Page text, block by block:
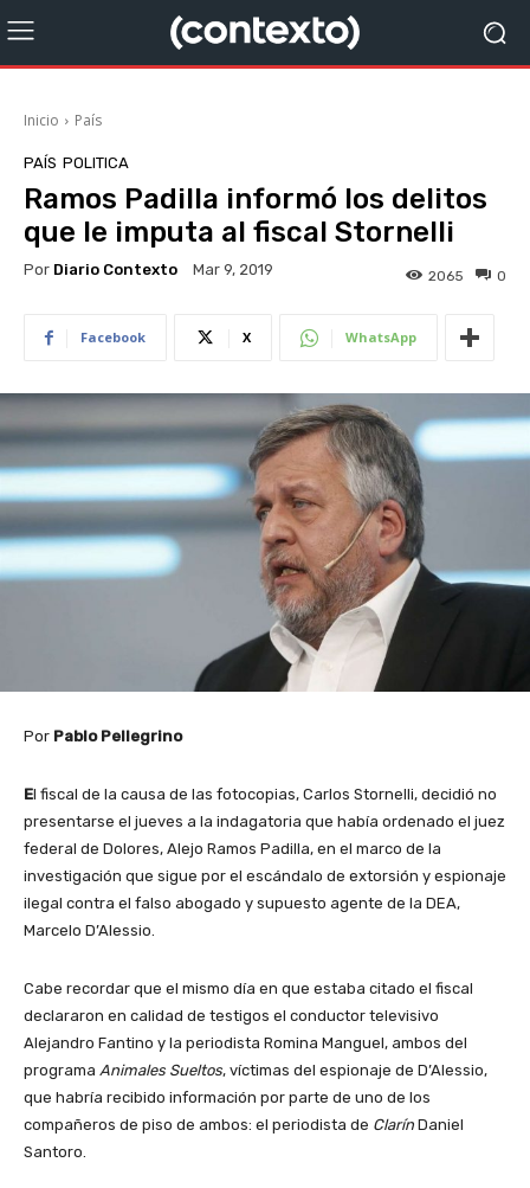
Inicio País
PAÍS POLITICA
Ramos Padilla informó los delitos
que le imputa al fiscal Stornelli
Por Diario Contexto Mar 9, 2019 0
2065
Facebook X WhatsApp
Por Pablo Pellegrino
El fiscal de la causa de las fotocopias, Carlos Stornelli, decidió no
presentarse el jueves a la indagatoria que había ordenado el juez
federal de Dolores, Alejo Ramos Padilla, en el marco de la
investigación que sigue por el escándalo de extorsión y espionaje
ilegal contra el falso abogado y supuesto agente de la DEA,
Marcelo D’Alessio.
Cabe recordar que el mismo día en que estaba citado el fiscal
declararon en calidad de testigos el conductor televisivo
Alejandro Fantino y la periodista Romina Manguel, ambos del
programa Animales Sueltos, víctimas del espionaje de D’Alessio,
que habría recibido información por parte de uno de los
compañeros de piso de ambos: el periodista de Clarín Daniel
Santoro.